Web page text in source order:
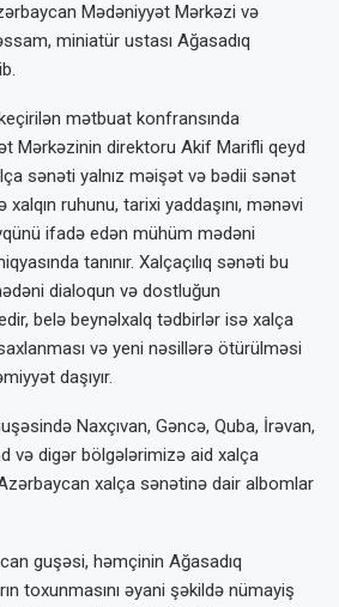
Mədəniyyət Mərkəzi və
miniatür ustası Ağasadıq
mətbuat konfransında
Mərkəzinin direktoru Akif Marifli qeyd
sənəti yalnız məişət və bədii sənət
ruhunu, tarixi yaddaşını, mənəvi
ifadə edən mühüm mədəni
tanınır. Xalçaçılıq sənəti bu
dialoqun və dostluğun
belə beynəlxalq tədbirlər isə xalça
və yeni nəsillərə ötürülməsi
daşıyır.
Naxçıvan, Gəncə, Quba, İrəvan,
və digər bölgələrimizə aid xalça
xalça sənətinə dair albomlar
guşəsi, həmçinin Ağasadıq
toxunmasını əyani şəkildə nümayiş